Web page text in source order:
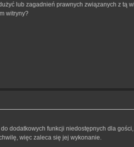
lub zagadnień prawnych związanych z tą
witryny?
dodatkowych funkcji niedostępnych dla gości,
więc zaleca się jej wykonanie.